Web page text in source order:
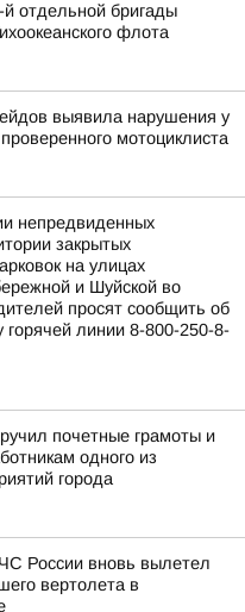
й отдельной бригады
флота
выявила нарушения у
мотоциклиста
непредвиденных
закрытых
на улицах
и Шуйской во
просят сообщить об
линии 8-800-250-8-
почетные грамоты и
одного из
города
России вновь вылетел
вертолета в